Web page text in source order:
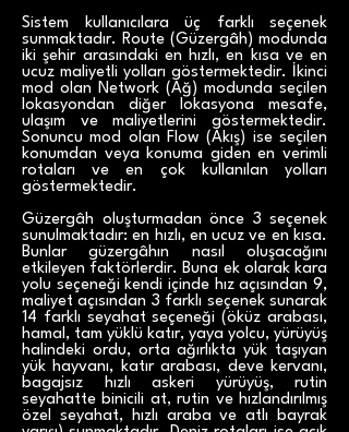
Sistem kullanıcılara üç farklı seçenek
sunmaktadır. Route (Güzergâh) modunda
iki şehir arasındaki en hızlı, en kısa ve en
ucuz maliyetli yolları göstermektedir. İkinci
mod olan Network (Ağ) modunda seçilen
lokasyondan diğer lokasyona mesafe,
ulaşım ve maliyetlerini göstermektedir.
Sonuncu mod olan Flow (Akış) ise seçilen
konumdan veya konuma giden en verimli
rotaları ve en çok kullanılan yolları
göstermektedir.
Güzergâh oluşturmadan önce 3 seçenek
sunulmaktadır: en hızlı, en ucuz ve en kısa.
Bunlar güzergâhın nasıl oluşacağını
etkileyen faktörlerdir. Buna ek olarak kara
yolu seçeneği kendi içinde hız açısından 9,
maliyet açısından 3 farklı seçenek sunarak
14 farklı seyahat seçeneği (öküz arabası,
hamal, tam yüklü katır, yaya yolcu, yürüyüş
halindeki ordu, orta ağırlıkta yük taşıyan
yük hayvanı, katır arabası, deve kervanı,
bagajsız hızlı askeri yürüyüş, rutin
seyahatte binicili at, rutin ve hızlandırılmış
özel seyahat, hızlı araba ve atlı bayrak